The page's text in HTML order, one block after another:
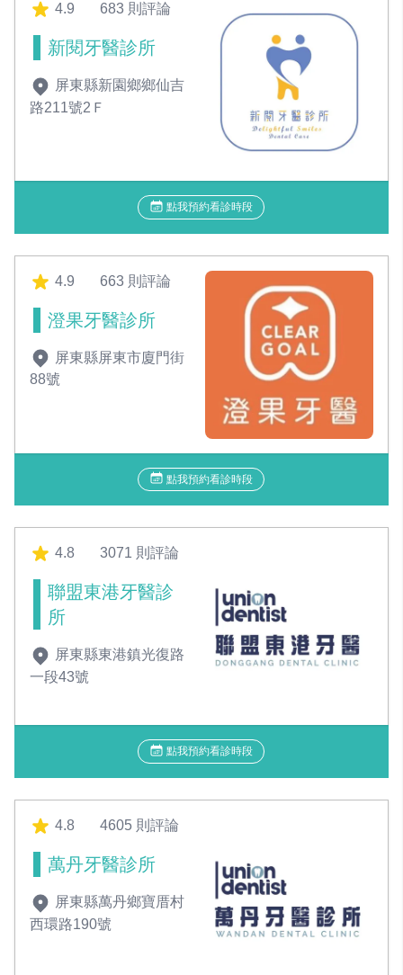
4.9 683 則評論
新閱牙醫診所
屏東縣新園鄉鄉仙吉
路211號2Ｆ
點我預約看診時段
4.9 663 則評論
澄果牙醫診所
屏東縣屏東市廈門街
88號
點我預約看診時段
4.8 3071 則評論
聯盟東港牙醫診
所
屏東縣東港鎮光復路
一段43號
點我預約看診時段
4.8 4605 則評論
萬丹牙醫診所
屏東縣萬丹鄉寶厝村
西環路190號